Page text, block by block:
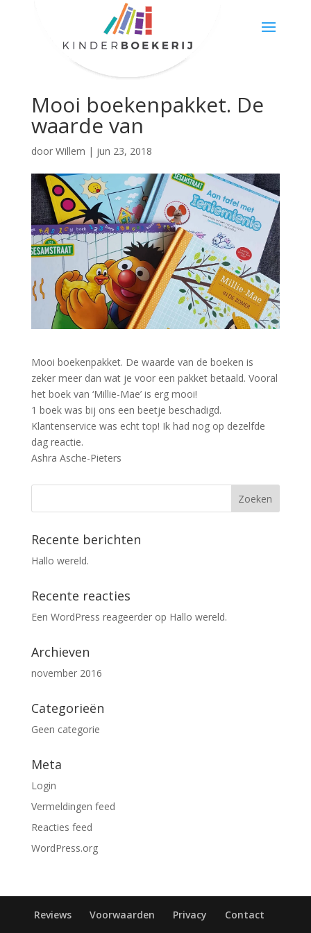
Mooi boekenpakket. De
waarde van
door Willem | jun 23, 2018
Mooi boekenpakket. De waarde van de boeken is
zeker meer dan wat je voor een pakket betaald. Vooral
het boek van ‘Millie-Mae’ is erg mooi!
1 boek was bij ons een beetje beschadigd.
Klantenservice was echt top! Ik had nog op dezelfde
dag reactie.
Ashra Asche-Pieters
Recente berichten
Hallo wereld.
Recente reacties
Een WordPress reageerderop Hallo wereld.
Archieven
november 2016
Categorieën
Geen categorie
Meta
Login
Vermeldingen feed
Reacties feed
WordPress.org
Reviews Voorwaarden Privacy Contact